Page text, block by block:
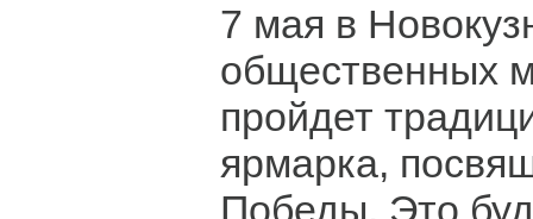
7 мая в
общественных
пройдет
ярмарка,
Победы. Это